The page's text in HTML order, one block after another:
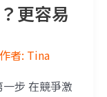
更容易
者: Tina
步 在競爭激